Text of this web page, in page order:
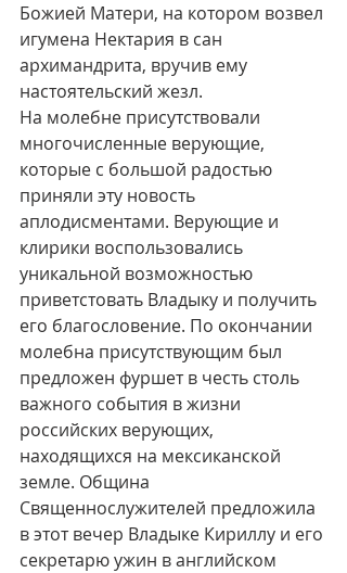
Божией Матери, на котором возвел
игумена Нектария в сан
архимандрита, вручив ему
настоятельский жезл.
На молебне присутствовали
многочисленные верующие,
которые с большой радостью
приняли эту новость
аплодисментами. Верующие и
клирики воспользовались
уникальной возможностью
приветстовать Владыку и получить
его благословение. По окончании
молебна присутствующим был
предложен фуршет в честь столь
важного события в жизни
российских верующих,
находящихся на мексиканской
земле. Община
Священнослужителей предложила
в этот вечер Владыке Кириллу и его
секретарю ужин в английском